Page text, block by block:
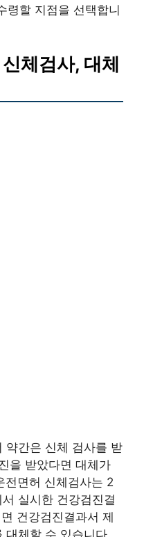
령할 지점을 선택합니
체검사, 대체
약간은 신체 검사를 받
을 받았다면 대체가
전면허 신체검사는 2
실시한 건강검진결
건강검진결과서 제